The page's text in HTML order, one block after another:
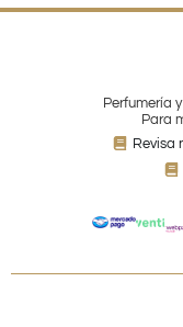
Perfumería
Para
Revisa